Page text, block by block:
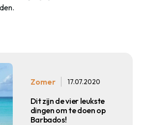
Dit zijn de vier leukste
dingen om te doen op
Barbados!
Zomer 17.07.2020